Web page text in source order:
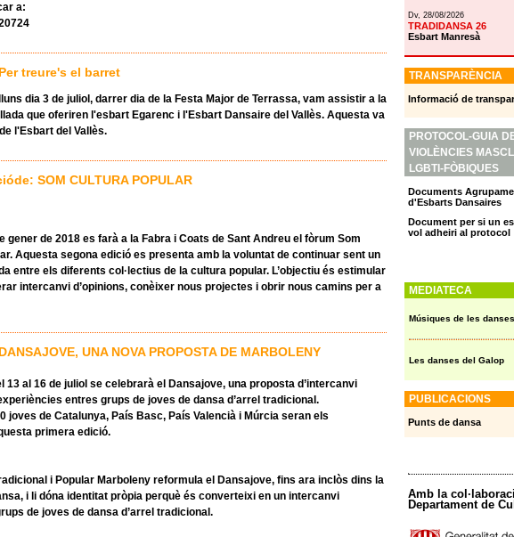
a:
treure's el barret
dia 3 de juliol, darrer dia de la Festa Major de Terrassa, vam assistir a la
que oferiren l'esbart Egarenc i l'Esbart Dansaire del Vallès. Aquesta va
l'Esbart del Vallès.
SOM CULTURA POPULAR
gener de 2018 es farà a la Fabra i Coats de Sant Andreu el fòrum Som
Aquesta segona edició es presenta amb la voluntat de continuar sent un
entre els diferents col·lectius de la cultura popular. L’objectiu és estimular
intercanvi d’opinions, conèixer nous projectes i obrir nous camins per a
UNA NOVA PROPOSTA DE MARBOLENY
13 al 16 de juliol se celebrarà el Dansajove, una proposta d’intercanvi
entres grups de joves de dansa d’arrel tradicional.
joves de Catalunya, País Basc, País Valencià i Múrcia seran els
primera edició.
i Popular Marboleny reformula el Dansajove, fins ara inclòs dins la
i li dóna identitat pròpia perquè és converteixi en un intercanvi
de joves de dansa d’arrel tradicional.
Dv, 28/08/2026
TRADIDANSA 26
Esbart Manresà
TRANSPARÈNCIA
Informació de
PROTOCOL-GUIA
VIOLÈNCIES
LGBTI-FÒBIQUES
Documents
d'Esbarts Dansaires
Document per si un
vol adheiri al protocol
MEDIATECA
Músiques de les
Les danses del Galop
PUBLICACIONS
Punts de dansa
Amb la
Departament de